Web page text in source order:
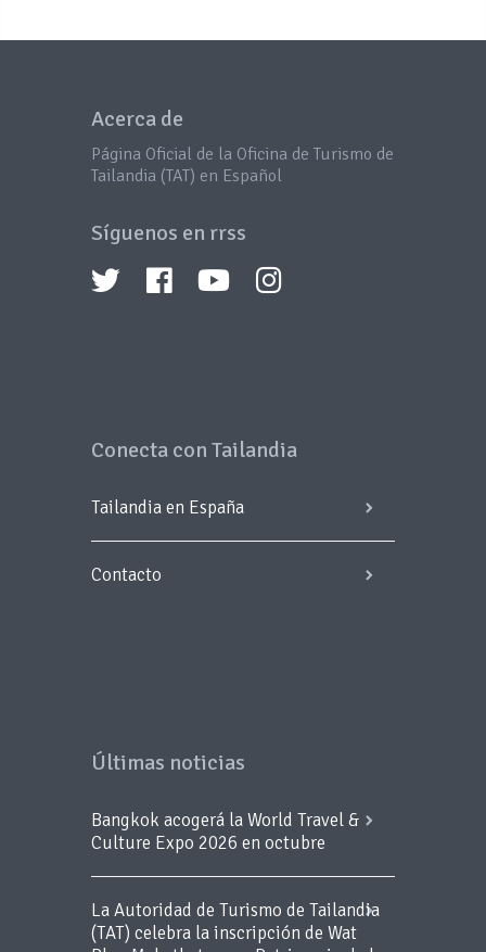
Acerca de
Página Oficial de la Oficina de Turismo de
Tailandia (TAT) en Español
Síguenos en rrss
Conecta con Tailandia
Tailandia en España
Contacto
Últimas noticias
Bangkok acogerá la World Travel &
Culture Expo 2026 en octubre
La Autoridad de Turismo de Tailandia
(TAT) celebra la inscripción de Wat